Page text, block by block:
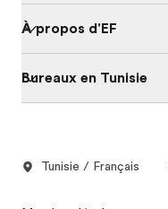
À propos d'EF
Bureaux en Tunisie
Tunisie / Français